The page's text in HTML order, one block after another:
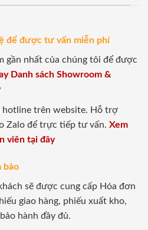
để được tư vấn miễn phí
gần nhất của chúng tôi để được
Danh sách Showroom &
trên website. Hỗ trợ
Zalo để trực tiếp tư vấn. Xem
viên tại đây
bảo
sẽ được cung cấp Hóa đơn
giao hàng, phiếu xuất kho,
hành đầy đủ.